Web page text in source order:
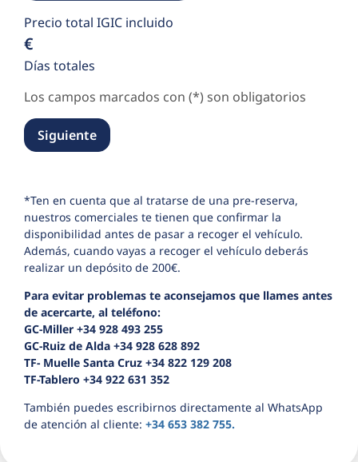
Precio total IGIC incluido
€
Días totales
Los campos marcados con (*) son obligatorios
Siguiente
*Ten en cuenta que al tratarse de una pre-reserva,
nuestros comerciales te tienen que confirmar la
disponibilidad antes de pasar a recoger el vehículo.
Además, cuando vayas a recoger el vehículo deberás
realizar un depósito de 200€.
Para evitar problemas te aconsejamos que llames antes
de acercarte, al teléfono:
GC-Miller +34 928 493 255
GC-Ruiz de Alda +34 928 628 892
TF- Muelle Santa Cruz +34 822 129 208
TF-Tablero +34 922 631 352
También puedes escribirnos directamente al WhatsApp
de atención al cliente: +34 653 382 755.